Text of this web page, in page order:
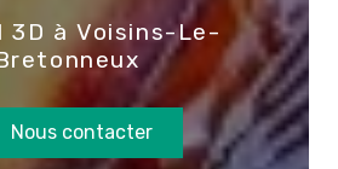
3D à Voisins-Le-
Nous contacter